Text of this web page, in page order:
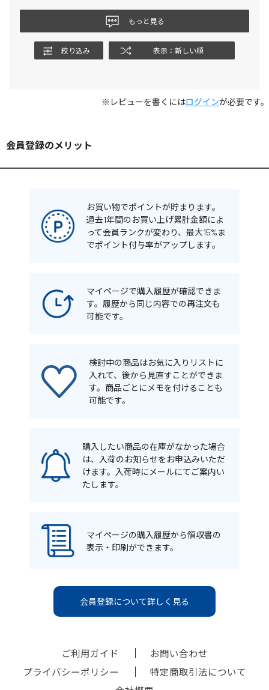
もっと見る
絞り込み 表示：新しい順
※レビューを書くにはログインが必要です。
会員登録のメリット
お買い物でポイントが貯まります。
過去1年間のお買い上げ累計金額によ
って会員ランクが変わり、最大15%ま
でポイント付与率がアップします。
マイページで購入履歴が確認できま
す。履歴から同じ内容での再注文も
可能です。
検討中の商品はお気に入りリストに
入れて、後から見直すことができま
す。商品ごとにメモを付けることも
可能です。
購入したい商品の在庫がなかった場合
は、入荷のお知らせをお申込みいただ
けます。入荷時にメールにてご案内い
たします。
マイページの購入履歴から領収書の
表示・印刷ができます。
会員登録について詳しく見る
ご利用ガイド
お問い合わせ
プライバシーポリシー
特定商取引法について